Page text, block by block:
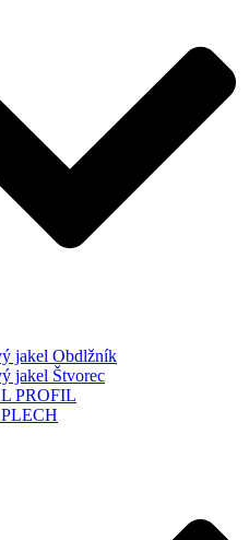
jakel Obdlžník
jakel Štvorec
PROFIL